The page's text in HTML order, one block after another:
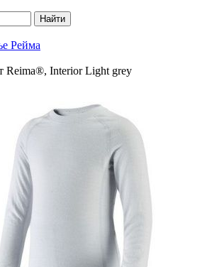
Найти
Рейма
Reima®, Interior Light grey